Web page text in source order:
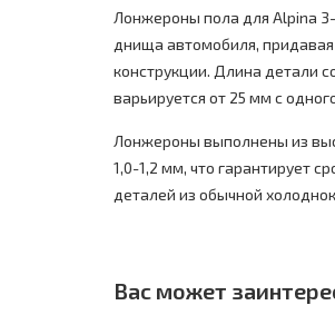
Лонжероны пола для Alpina
днища автомобиля, придавая
конструкции. Длина детали
варьируется от 25 мм с
Лонжероны выполнены из
1,0-1,2 мм, что гарантирует
деталей из обычной
Вас может